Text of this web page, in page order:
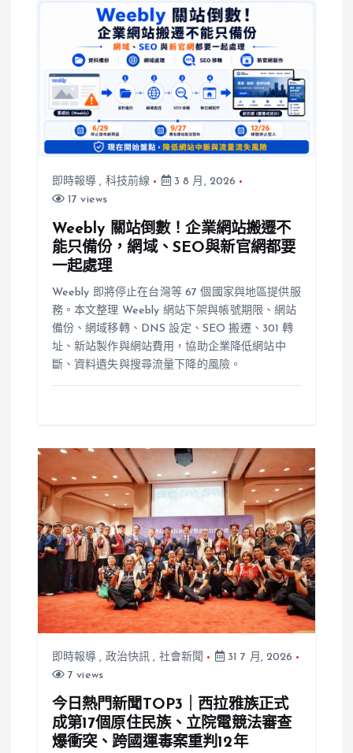
元
即時報導 , 科技前線
3 8 月, 2026
17 views
Weebly 關站倒數！企業網站搬遷不
能只備份，網域、SEO與新官網都要
一起處理
Weebly 即將停止在台灣等 67 個國家與地區提供服
務。本文整理 Weebly 網站下架與帳號期限、網站
備份、網域移轉、DNS 設定、SEO 搬遷、301 轉
址、新站製作與網站費用，協助企業降低網站中
斷、資料遺失與搜尋流量下降的風險。
即時報導 , 政治快訊 , 社會新聞
31 7 月, 2026
7 views
今日熱門新聞TOP3｜西拉雅族正式
成第17個原住民族、立院電競法審查
爆衝突、跨國運毒案重判12年